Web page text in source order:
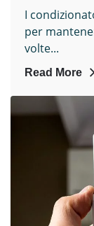
I
per
volte...
Read More